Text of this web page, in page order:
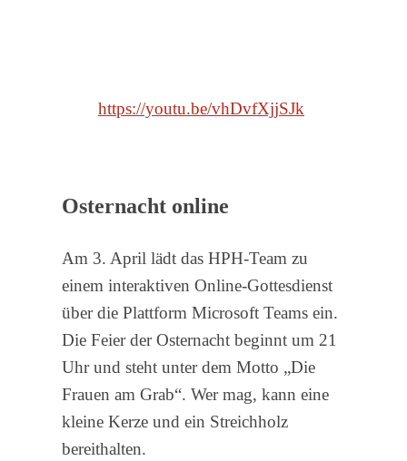
https://youtu.be/vhDvfXjjSJk
Osternacht online
Am 3. April lädt das HPH-Team zu
einem interaktiven Online-Gottesdienst
über die Plattform Microsoft Teams ein.
Die Feier der Osternacht beginnt um 21
Uhr und steht unter dem Motto „Die
Frauen am Grab“. Wer mag, kann eine
kleine Kerze und ein Streichholz
bereithalten.